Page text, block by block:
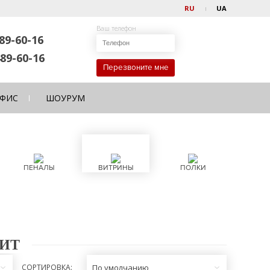
RU UA
60-16
60-16
Ваш телефон
Перезвоните мне
ШОУРУМ
ПЕНАЛЫ ВИТРИНЫ ПОЛКИ
СОРТИРОВКА: По умолчанию